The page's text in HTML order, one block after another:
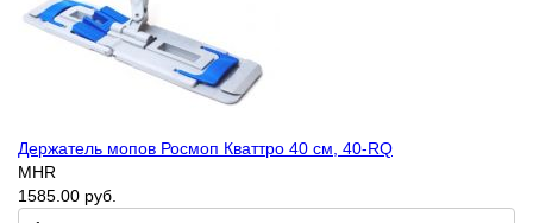
Держатель мопов Росмоп Кваттро 40 см, 40-RQ
MHR
1585.00 руб.